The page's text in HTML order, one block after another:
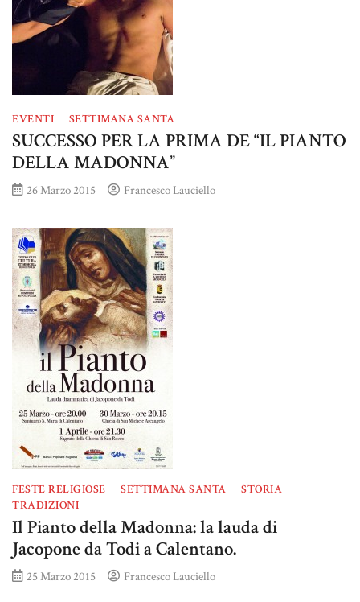
EVENTI SETTIMANA SANTA
SUCCESSO PER LA PRIMA DE “IL PIANTO
DELLA MADONNA”
26 Marzo 2015 Francesco Lauciello
FESTE RELIGIOSE SETTIMANA SANTA
STORIA
TRADIZIONI
Il Pianto della Madonna: la lauda di
Jacopone da Todi a Calentano.
25 Marzo 2015 Francesco Lauciello